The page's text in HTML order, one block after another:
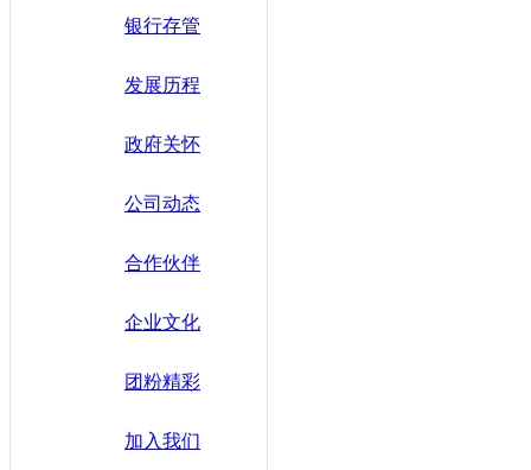
银行存管
发展历程
政府关怀
公司动态
合作伙伴
企业文化
团粉精彩
加入我们